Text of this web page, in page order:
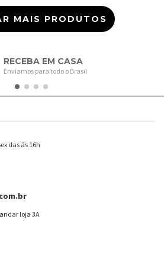
MAIS PRODUTOS
RECEBA EM CASA
Enviamos para todo o Brasil
das ás 16h
loja 3A